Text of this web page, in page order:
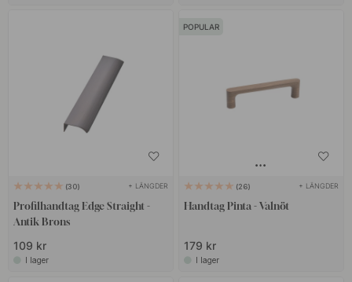
30 + LÄNGDER
Profilhandtag Edge Straight -
Antik Brons
109 kr
I lager
POPULAR
26 + LÄNGDER
Handtag Pinta - Valnöt
179 kr
I lager